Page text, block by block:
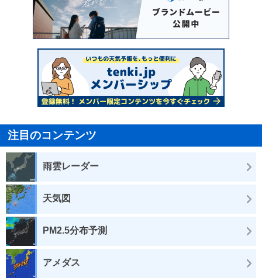
注目のコンテンツ
雨雲レーダー
天気図
PM2.5分布予測
アメダス